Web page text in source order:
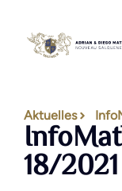
Aktuelles
18/